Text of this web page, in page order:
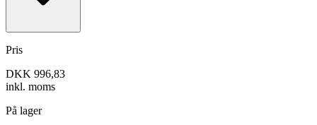
Pris
DKK 996,83
inkl. moms
På lager